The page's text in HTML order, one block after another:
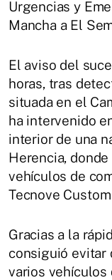
Urgencias y
Mancha a El
El aviso del
horas, tras
situada en el
ha intervenido
interior de una
Herencia,
vehículos de
Tecnove
Gracias a la
consiguió evitar
varios vehículos